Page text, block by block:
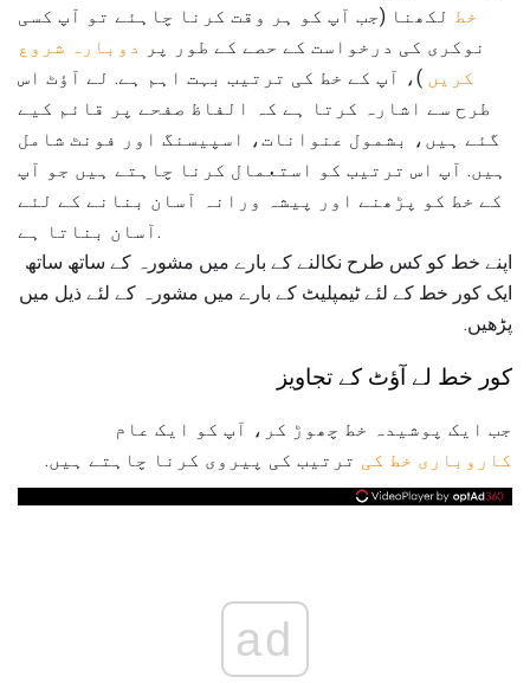
خط لکھنا (جب آپ کو ہر وقت کرنا چاہئے تو آپ کسی
نوکری کی درخواست کے حصے کے طور پر
دوبارہ شروع
کریں )، آپ کے خط کی ترتیب بہت اہم ہے. لے آؤٹ اس
طرح سے اشارہ کرتا ہے کہ الفاظ صفحے پر قائم کیے
گئے ہیں، بشمول عنوانات، اسپیسنگ اور فونٹ شامل
ہیں. آپ اس ترتیب کو استعمال کرنا چاہتے ہیں جو آپ
کے خط کو پڑھنے اور پیشہ ورانہ آسان بنانے کے لئے
آسان بناتا ہے.
اپنے خط کو کس طرح نکالنے کے بارے میں مشورہ کے ساتھ ساتھ
ایک کور خط کے لئے ٹیمپلیٹ کے بارے میں مشورہ کے لئے ذیل میں
پڑھیں.
کور خط لے آؤٹ کے تجاویز
جب ایک پوشیدہ خط چھوڑ کر، آپ کو ایک عام
کاروباری خط کی ترتیب کی پیروی کرنا چاہتے ہیں.
ad